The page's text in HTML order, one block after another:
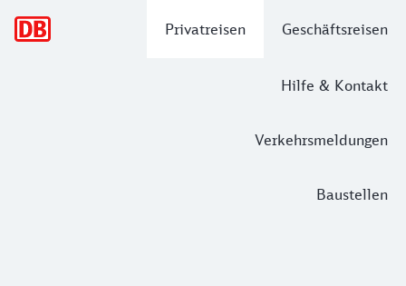
Privatreisen Geschäftsreisen
Hilfe & Kontakt
Verkehrsmeldungen
Baustellen